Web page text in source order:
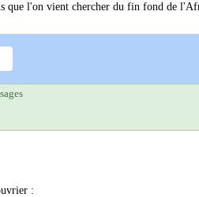
que l'on vient chercher du fin fond de
: